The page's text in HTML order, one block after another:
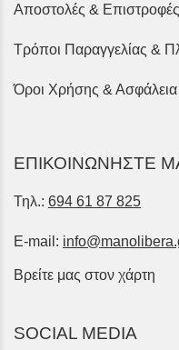
Αποστολές & Επιστροφές
Τρόποι Παραγγελίας &
Όροι Χρήσης & Ασφάλεια
ΕΠΙΚΟΙΝΩΝΗΣΤΕ
Τηλ.: 694 61 87 825
E-mail:
Βρείτε μας στον χάρτη
SOCIAL MEDIA